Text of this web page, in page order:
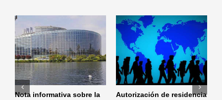
Nota informativa sobre la
Autorización de residencia